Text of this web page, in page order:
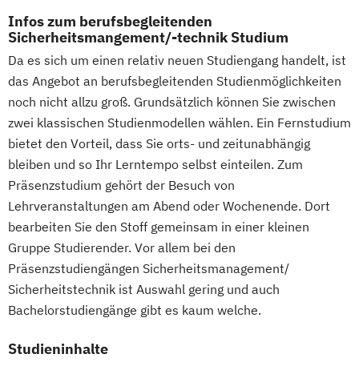
Server
Deutsch B1 Deutsch Oberstufe
Deutsch im Beruf
Deutsch mit Literaturkunde
Digitale Fotografie
Digitale Musikproduktion Drehbuchautor
E-Commerce-Manager
E-Commerce-Manager (IHK)
E-Learning Trainer
Elektrische Steuerungs- und
Regelungstechnik
Elektronik für technische Berufe
Elektrotechnik
Elektrotechnik für Techniker und
Energiemanager
Maschinenbau
Materials Science
Mathematik für Studierende
ingenieurwissenschaftlicher Fächer
Mathematik für Studierende
wirtschaftswissenschaftlicher Fächer
Mechatronik Mediengestaltung
Medizinische Informatik Medizintechnik
Mensch-Computer-Interaktion
Nachhaltiges Design
Nachhaltigkeitsmanagement
Nachhaltigkeitstechnologien und -
management
Nationale und internationale Zertifizierung
und Produktkennzeichnung
Patentmanagement
Infos zum berufsbegleitenden
Sicherheitsmangement/-technik Studium
Da es sich um einen relativ neuen Studiengang handelt, ist
das Angebot an berufsbegleitenden Studienmöglichkeiten
noch nicht allzu groß. Grundsätzlich können Sie zwischen
zwei klassischen Studienmodellen wählen. Ein Fernstudium
bietet den Vorteil, dass Sie orts- und zeitunabhängig
bleiben und so Ihr Lerntempo selbst einteilen. Zum
Präsenzstudium gehört der Besuch von
Lehrveranstaltungen am Abend oder Wochenende. Dort
bearbeiten Sie den Stoff gemeinsam in einer kleinen
Gruppe Studierender. Vor allem bei den
Präsenzstudiengängen Sicherheitsmanagement/
Sicherheitstechnik ist Auswahl gering und auch
Bachelorstudiengänge gibt es kaum welche.
Studieninhalte